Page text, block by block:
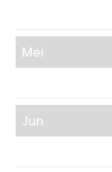
Mei
Jun